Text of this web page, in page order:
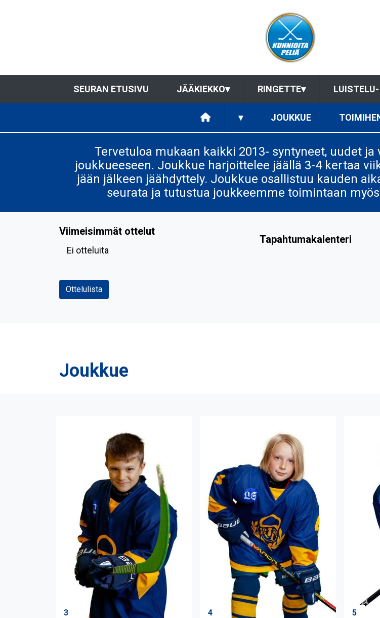
SEURAN ETUSIVU JÄÄKIEKKO▾ RINGETTE▾
▾ JOUKKUE
Tervetuloa mukaan kaikki 2013- syntyneet, uudet
joukkueeseen. Joukkue harjoittelee jäällä 3-4 kertaa
jään jälkeen jäähdyttely. Joukkue osallistuu kauden
seurata ja tutustua joukkeemme toimintaan
Viimeisimmät ottelut
Ei otteluita
Ottelulista
Tapahtumakalenteri
Joukkue
3
4
5